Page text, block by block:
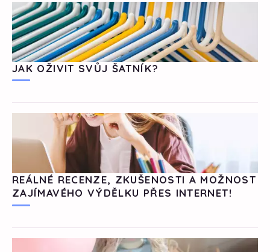
JAK OŽIVIT SVŮJ ŠATNÍK?
REÁLNÉ RECENZE, ZKUŠENOSTI A MOŽNOST
ZAJÍMAVÉHO VÝDĚLKU PŘES INTERNET!